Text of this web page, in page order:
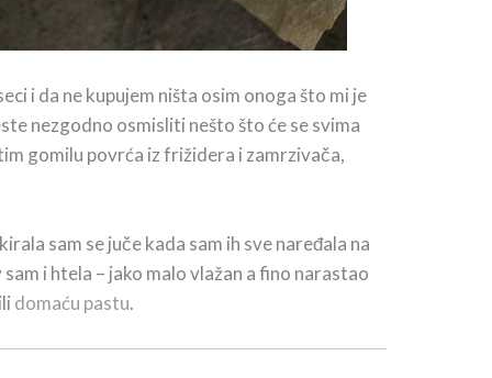
i da ne kupujem ništa osim onoga što mi je
nezgodno osmisliti nešto što će se svima
gomilu povrća iz frižidera i zamrzivača,
sam se juče kada sam ih sve naređala na
i htela – jako malo vlažan a fino narastao
domaću pastu.